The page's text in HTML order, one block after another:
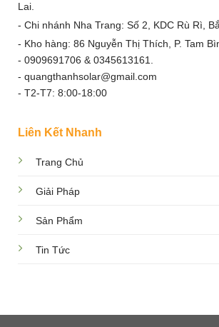
Liên Kết Nhanh
Trang Chủ
Giải Pháp
Sản Phẩm
Tin Tức
Lai.
- Chi nhánh Nha Trang: Số 2, KDC Rù Rì,
- Kho hàng: 86 Nguyễn Thị Thích, P. Tam
- 0909691706 & 0345613161.
- quangthanhsolar@gmail.com
- T2-T7: 8:00-18:00